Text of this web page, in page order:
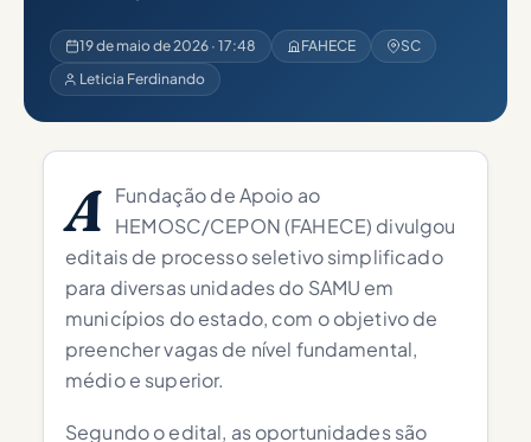
19 de maio de 2026 · 17:48 FAHECE
SC
Leticia Ferdinando
A Fundação de Apoio ao
HEMOSC/CEPON (FAHECE) divulgou
editais de processo seletivo simplificado
para diversas unidades do SAMU em
municípios do estado, com o objetivo de
preencher vagas de nível fundamental,
médio e superior.
Segundo o edital, as oportunidades são